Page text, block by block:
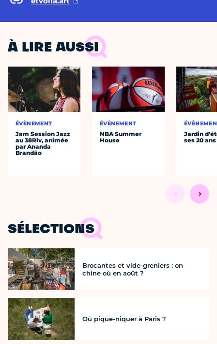
À LIRE AUSSI
ÉVÈNEMENT
Jam Session Jazz
au 38Riv, animée
par Ananda
Brandão
ÉVÈNEMENT
NBA Summer
House
Jardin
ses 20 ans
SÉLECTIONS
Brocantes et vide-greniers : on
chine où en août ?
Où pique-niquer à Paris ?